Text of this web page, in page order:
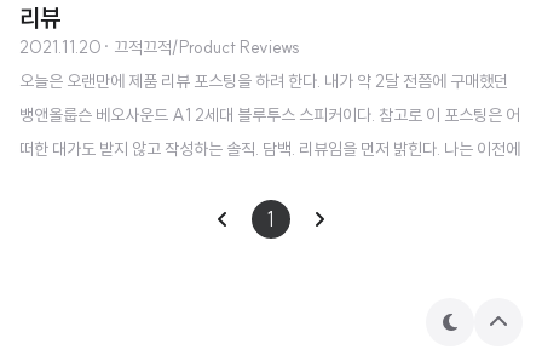
리뷰
2021.11.20 · 끄적끄적/Product Reviews
오늘은 오랜만에 제품 리뷰 포스팅을 하려 한다. 내가 약 2달 전쯤에 구매했던
뱅앤올룹슨 베오사운드 A1 2세대 블루투스 스피커이다. 참고로 이 포스팅은 어
떠한 대가도 받지 않고 작성하는 솔직. 담백. 리뷰임을 먼저 밝힌다. 나는 이전에
인 사정으로 그 스피커를 다른 사람에게 넘겨주게 된 이후, 한동안은 블루투스
스 스피커를 알아보기 시작했다. 10만원 이하의 스피커부터 100만원 이상까
1
테
상